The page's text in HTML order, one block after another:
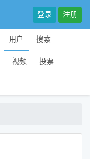
登录 注册
用户 搜索
视频 投票